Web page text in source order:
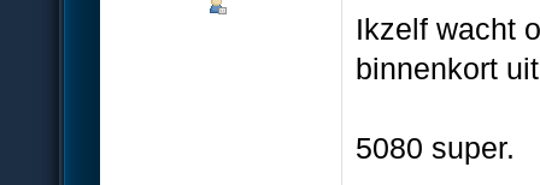
Ikzelf wacht
binnenkort
5080 super.